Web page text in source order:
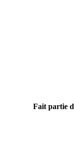
Fait partie